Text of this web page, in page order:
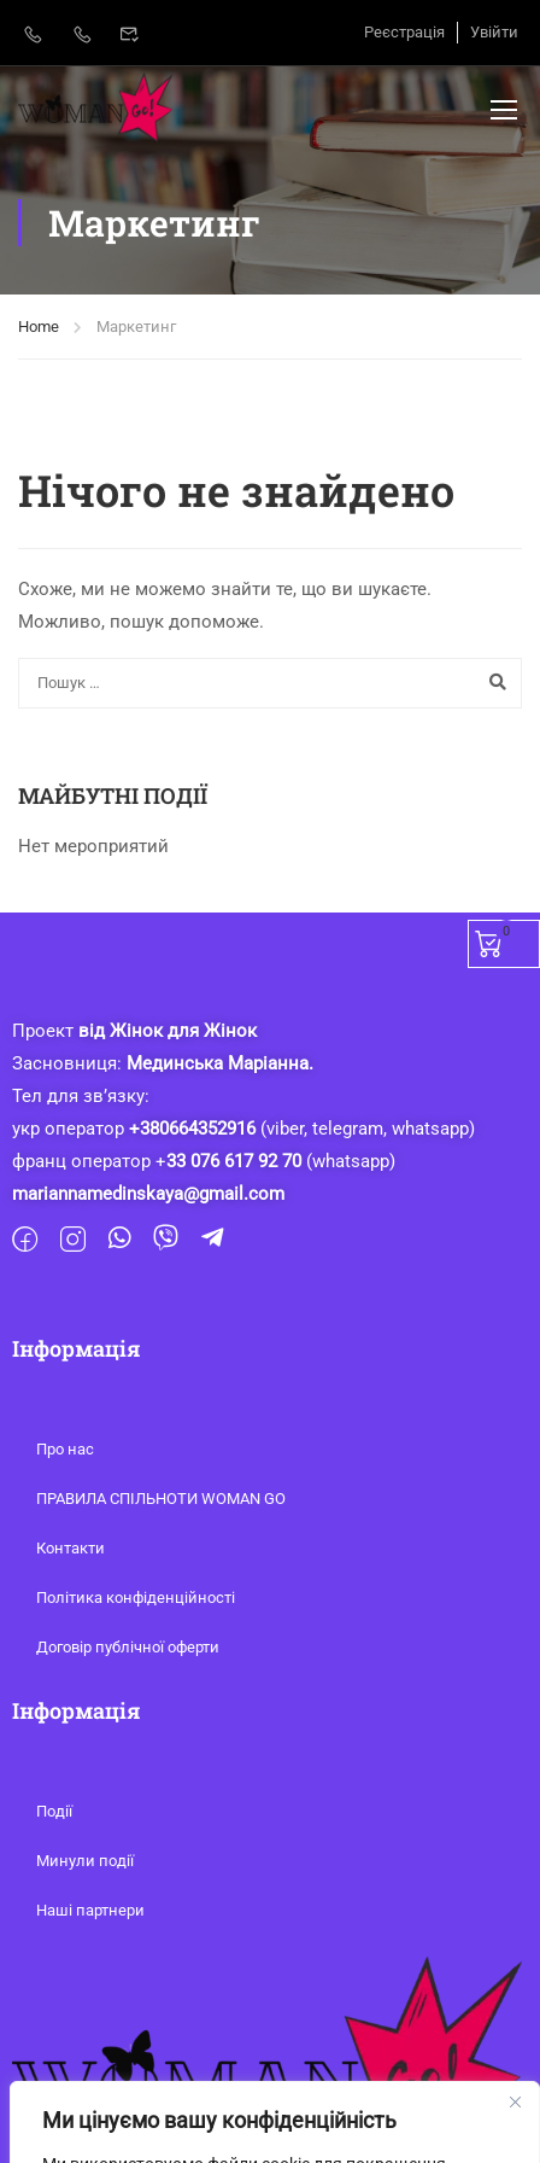
Ми цінуємо вашу конфіденційність
Реєстрація Увійти
Маркетинг
Home Маркетинг
Нічого не знайдено
Схоже, ми не можемо знайти те, що ви шукаєте.
Можливо, пошук допоможе.
МАЙБУТНІ ПОДІЇ
Нет мероприятий
Проект від Жінок для Жінок
Засновниця: Мединська Маріанна.
Тел для зв’язку:
укр оператор +380664352916(viber, telegram, whatsapp)
франц оператор +33 076 617 92 70(whatsapp)
mariannamedinskaya@gmail.com
Інформація
Про нас
ПРАВИЛА СПІЛЬНОТИ WOMAN GO
Контакти
Політика конфіденційності
Договір публічної оферти
Інформація
Події
Минули події
Наші партнери
0